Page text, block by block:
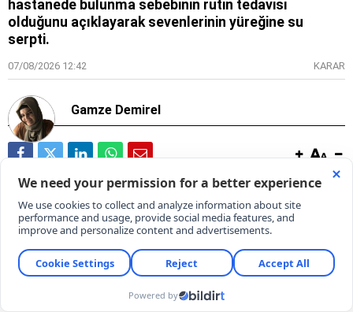
hastanede bulunma sebebinin rutin tedavisi
olduğunu açıklayarak sevenlerinin yüreğine su
serpti.
07/08/2026 12:42 KARAR
Gamze Demirel